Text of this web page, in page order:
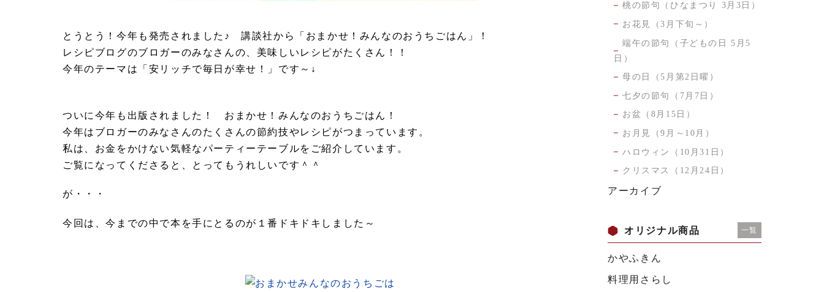
とうとう！今年も発売されました♪ 講談社から「おまかせ！みんなのおうちごはん」！
レシピブログのブロガーのみなさんの、美味しいレシピがたくさん！！
今年のテーマは「安リッチで毎日が幸せ！」です～↓
ついに今年も出版されました！ おまかせ！みんなのおうちごはん！
今年はブロガーのみなさんのたくさんの節約技やレシピがつまっています。
私は、お金をかけない気軽なパーティーテーブルをご紹介しています。
ご覧になってくださると、とってもうれしいです＾＾
が・・・
今回は、今までの中で本を手にとるのが１番ドキドキしました～
桃の節句（ひなまつり 3月3日）
お花見（3月下旬～）
端午の節句（子どもの日 5月5
日）
母の日（5月第2日曜）
七夕の節句（7月7日）
お盆（8月15日）
お月見（9月～10月）
ハロウィン（10月31日）
クリスマス（12月24日）
アーカイブ
オリジナル商品 一覧
かやふきん
料理用さらし